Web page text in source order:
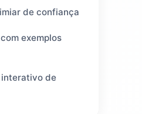
de confiança
exemplos
interativo de